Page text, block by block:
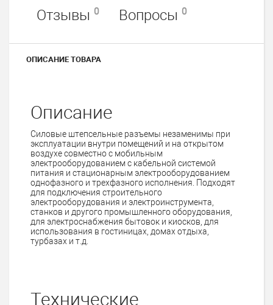
Отзывы 0 Вопросы 0
ОПИСАНИЕ ТОВАРА
Описание
Силовые штепсельные разъемы незаменимы при
эксплуатации внутри помещений и на открытом
воздухе совместно с мобильным
электрооборудованием с кабельной системой
питания и стационарным электрооборудованием
однофазного и трехфазного исполнения. Подходят
для подключения строительного
электрооборудования и электроинструмента,
станков и другого промышленного оборудования,
для электроснабжения бытовок и киосков, для
использования в гостиницах, домах отдыха,
турбазах и т.д.
Технические